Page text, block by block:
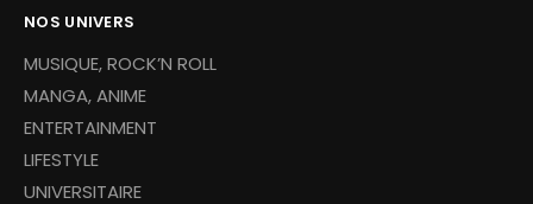
NOS UNIVERS
MUSIQUE, ROCK’N ROLL
MANGA, ANIME
ENTERTAINMENT
LIFESTYLE
UNIVERSITAIRE